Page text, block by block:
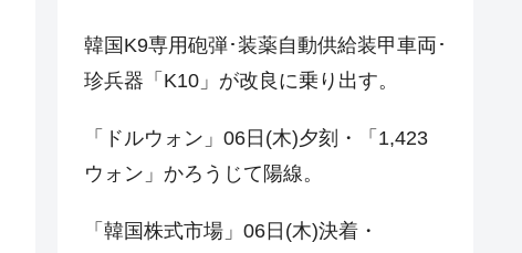
韓国K9専用砲弾･装薬自動供給装甲車両･
珍兵器「K10」が改良に乗り出す。
「ドルウォン」06日(木)夕刻・「1,423
ウォン」かろうじて陽線。
「韓国株式市場」06日(木)決着・